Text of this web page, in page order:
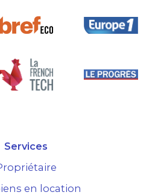
Services
en location